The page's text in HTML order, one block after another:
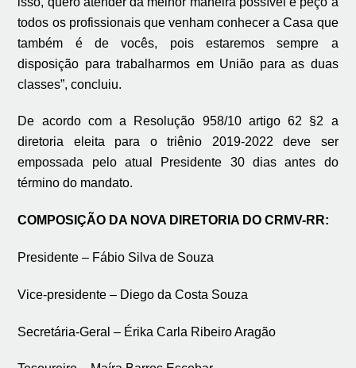
todos os profissionais que venham conhecer a Casa que
também é de vocês, pois estaremos sempre a
disposição para trabalharmos em União para as duas
classes”, concluiu.
De acordo com a Resolução 958/10 artigo 62 §2 a
diretoria eleita para o triênio 2019-2022 deve ser
empossada pelo atual Presidente 30 dias antes do
término do mandato.
COMPOSIÇÃO DA NOVA DIRETORIA DO CRMV-RR:
Presidente – Fábio Silva de Souza
Vice-presidente – Diego da Costa Souza
Secretária-Geral – Érika Carla Ribeiro Aragão